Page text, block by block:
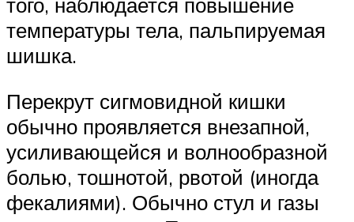
температуры тела, пальпируемая
шишка.
Перекрут сигмовидной кишки
обычно проявляется внезапной,
усиливающейся и волнообразной
болью, тошнотой, рвотой (иногда
фекалиями). Обычно стул и газы